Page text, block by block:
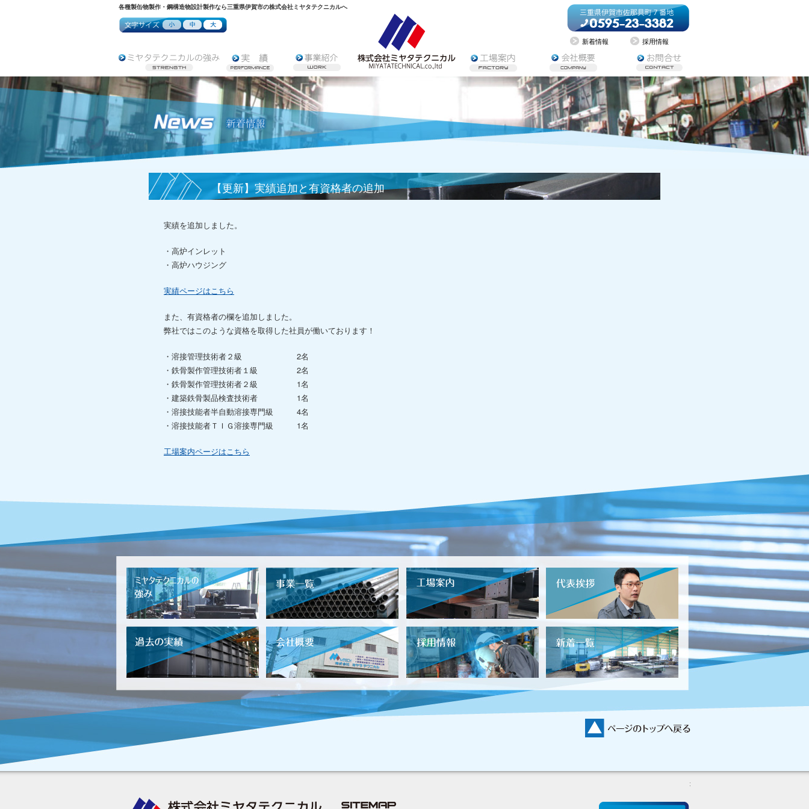
各種製缶物製作・鋼構造物設計製作なら三重県伊賀市の株式会社ミヤタテクニカルへ
新着情報 採用情報
【更新】実績追加と有資格者の追加
実績を追加しました。
・高炉インレット
・高炉ハウジング
実績ページはこちら
また、有資格者の欄を追加しました。
弊社ではこのような資格を取得した社員が働いております！
・溶接管理技術者２級 2名
・鉄骨製作管理技術者１級 2名
・鉄骨製作管理技術者２級 1名
・建築鉄骨製品検査技術者 1名
・溶接技能者半自動溶接専門級 4名
・溶接技能者ＴＩＧ溶接専門級 1名
工場案内ページはこちら
Copyright